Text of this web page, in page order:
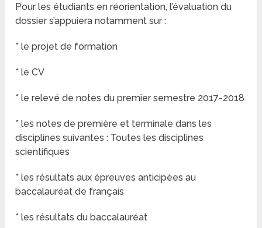
Pour les étudiants en réorientation, l’évaluation du
dossier s’appuiera notamment sur :
* le projet de formation
* le CV
* le relevé de notes du premier semestre 2017-2018
* les notes de première et terminale dans les
disciplines suivantes : Toutes les disciplines
scientifiques
* les résultats aux épreuves anticipées au
baccalauréat de français
* les résultats du baccalauréat